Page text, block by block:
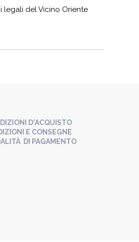
legali del Vicino Oriente
D'ACQUISTO
E CONSEGNE
DI PAGAMENTO